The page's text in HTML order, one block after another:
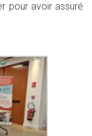
pour avoir assuré